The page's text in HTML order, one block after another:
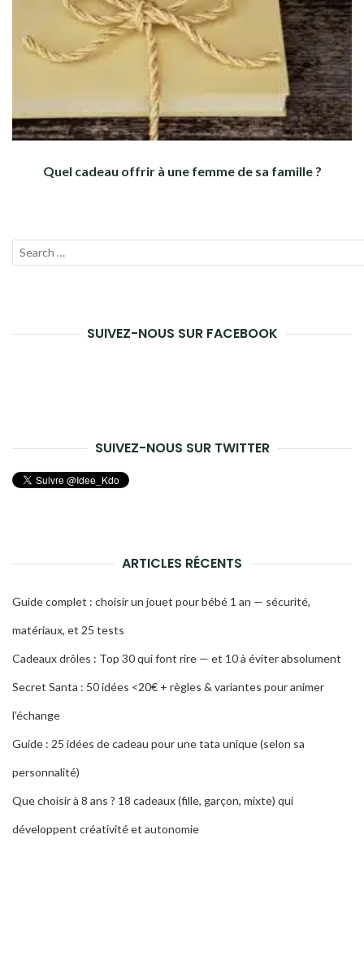
Quel cadeau offrir à une femme de sa famille ?
Recherche
SUIVEZ-NOUS SUR FACEBOOK
SUIVEZ-NOUS SUR TWITTER
ARTICLES RÉCENTS
Guide complet : choisir un jouet pour bébé 1 an — sécurité,
matériaux, et 25 tests
Cadeaux drôles : Top 30 qui font rire — et 10 à éviter absolument
Secret Santa : 50 idées <20€ + règles & variantes pour animer
l’échange
Guide : 25 idées de cadeau pour une tata unique (selon sa
personnalité)
Que choisir à 8 ans ? 18 cadeaux (fille, garçon, mixte) qui
développent créativité et autonomie